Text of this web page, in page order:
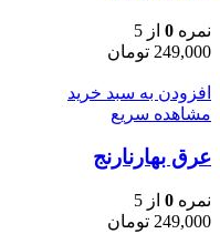
نمره 0 از 5
249,000 تومان
افزودن به سبد خرید
مشاهده سریع
عرق بهارنارنج
نمره 0 از 5
249,000 تومان